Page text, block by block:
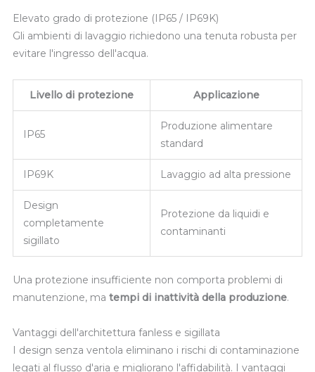
Elevato grado di protezione (IP65 / IP69K)
Gli ambienti di lavaggio richiedono una tenuta robusta per
evitare l'ingresso dell'acqua.
Livello di protezione Applicazione
IP65
Produzione alimentare
standard
IP69K Lavaggio ad alta pressione
Design
completamente
sigillato
Protezione da liquidi e
contaminanti
Una protezione insufficiente non comporta problemi di
manutenzione, ma tempi di inattività della produzione.
Vantaggi dell'architettura fanless e sigillata
I design senza ventola eliminano i rischi di contaminazione
legati al flusso d'aria e migliorano l'affidabilità. I vantaggi